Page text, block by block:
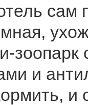
сам
зоопарк
и
и